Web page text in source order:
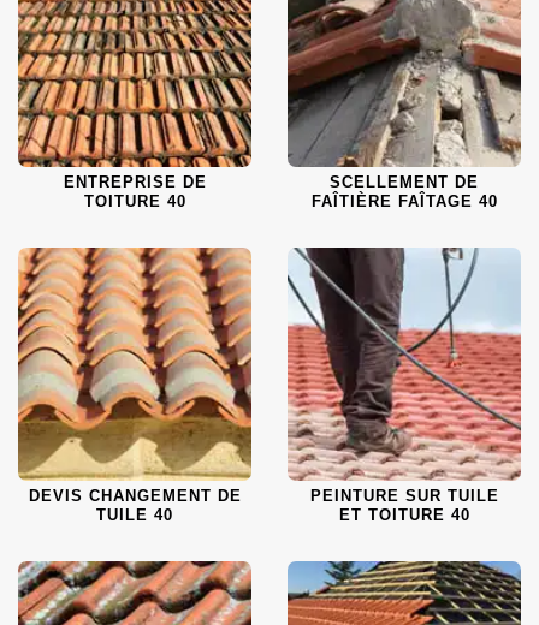
ENTREPRISE DE
TOITURE 40
SCELLEMENT DE
FAÎTIÈRE FAÎTAGE 40
DEVIS CHANGEMENT DE
TUILE 40
PEINTURE SUR TUILE
ET TOITURE 40